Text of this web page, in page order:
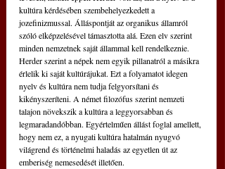
kultúra kérdésében szembehelyezkedett a
jozefinizmussal. Álláspontját az organikus államról
szóló elképzelésével támasztotta alá. Ezen elv szerint
minden nemzetnek saját állammal kell rendelkeznie.
Herder szerint a népek nem egyik pillanatról a másikra
érlelik ki saját kultúrájukat. Ezt a folyamatot idegen
nyelv és kultúra nem tudja felgyorsítani és
kikényszeríteni. A német filozófus szerint nemzeti
talajon növekszik a kultúra a leggyorsabban és
legmaradandóbban. Egyértelműen állást foglal amellett,
hogy nem ez, a nyugati kultúra hatalmán nyugvó
világrend és történelmi haladás az egyetlen út az
emberiség nemesedését illetően.